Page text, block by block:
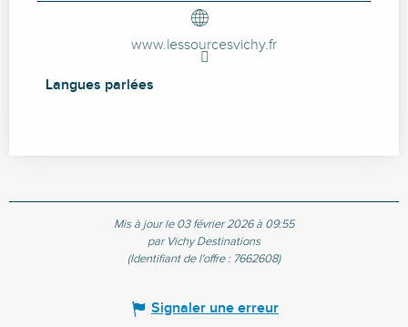
www.lessourcesvichy.fr
Langues parlées
Langues parlées
Mis à jour le 03 février 2026 à 09:55
par Vichy Destinations
(Identifiant de l'offre : 7662608)
Signaler une erreur